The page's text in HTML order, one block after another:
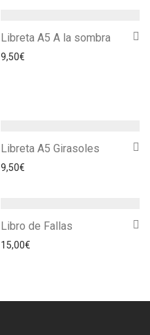
Libreta A5 A la sombra
9,50€
Libreta A5 Girasoles
9,50€
Libro de Fallas
15,00€